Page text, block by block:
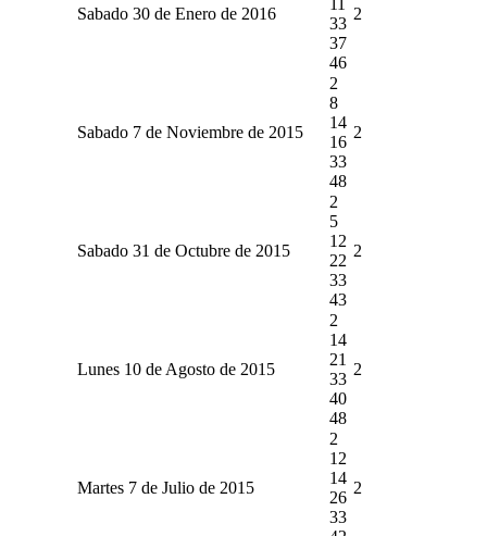
Sabado 30 de Enero de 2016
33
37
46
2
Sabado 7 de Noviembre de 2015
2
8
14
16
33
48
2
Sabado 31 de Octubre de 2015
2
5
12
22
33
43
2
Lunes 10 de Agosto de 2015
2
14
21
33
40
48
2
Martes 7 de Julio de 2015
2
12
14
26
33
2